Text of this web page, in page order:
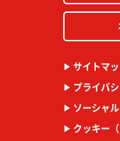
サイトマ
プライバ
ソーシャ
クッキー（